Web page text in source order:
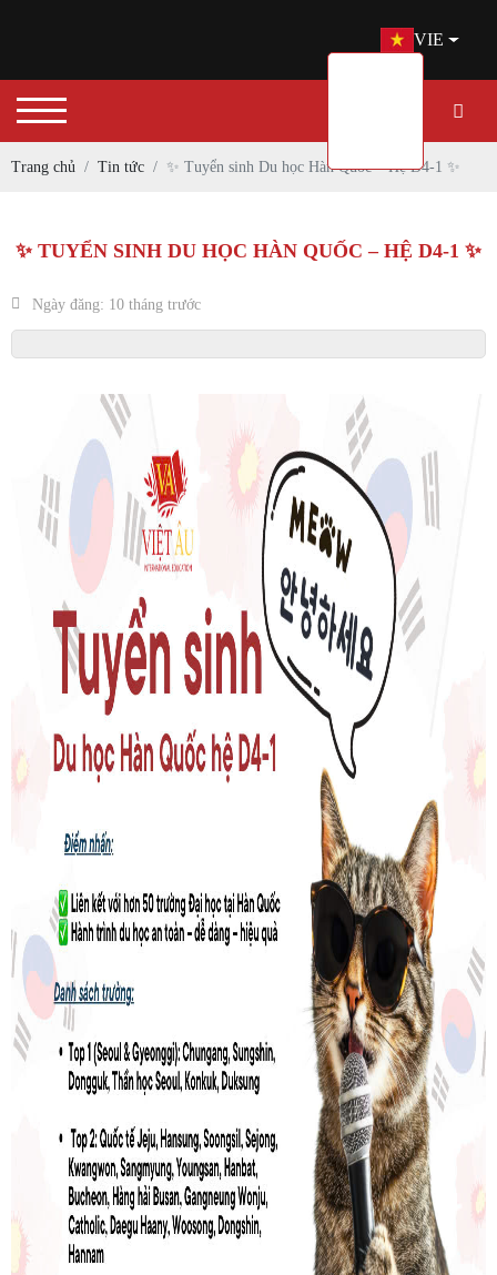
VIE
Trang chủ Tin tức ✨ Tuyển sinh Du học Hàn Quốc – Hệ D4-1 ✨
✨ TUYỂN SINH DU HỌC HÀN QUỐC – HỆ D4-1 ✨
Ngày đăng: 10 tháng trước